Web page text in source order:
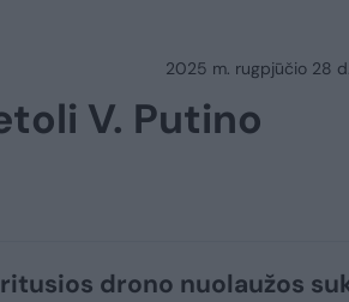
2025 m. rugpjūčio 28 d.
V. Putino
drono nuolaužos